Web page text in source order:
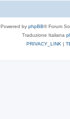
Powered by phpBB® Forum
Traduzione Italiana
PRIVACY_LINK |